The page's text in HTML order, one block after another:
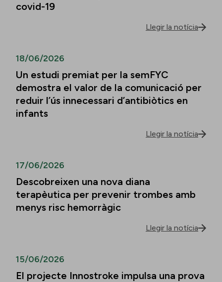
covid-19
Llegir la notícia
18/06/2026
Un estudi premiat per la semFYC
demostra el valor de la comunicació per
reduir l’ús innecessari d’antibiòtics en
infants
Llegir la notícia
17/06/2026
Descobreixen una nova diana
terapèutica per prevenir trombes amb
menys risc hemorràgic
Llegir la notícia
15/06/2026
El projecte Innostroke impulsa una prova